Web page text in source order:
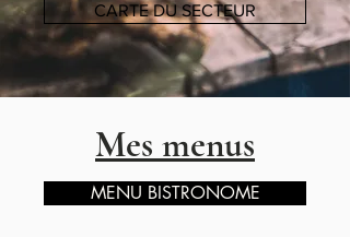
CARTE DU SECTEUR
Mes menus
MENU BISTRONOME